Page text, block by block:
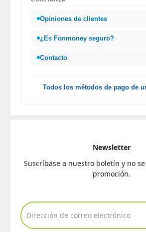
Opiniones de clientes
¿Es Fonmoney seguro?
Contacto
Todos los métodos de pago de
Newsletter
Suscríbase a nuestro boletín y no
promoción.